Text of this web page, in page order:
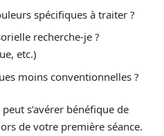
spécifiques à traiter ?
recherche-je ?
etc.)
moins conventionnelles ?
s’avérer bénéfique de
de votre première séance.